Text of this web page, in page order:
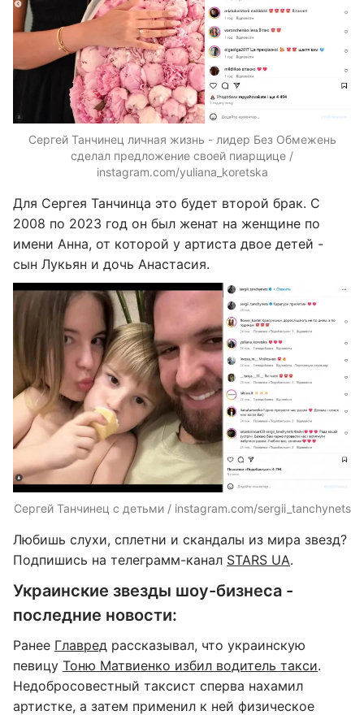
Сергей Танчинец личная жизнь - лидер Без Обмежень
сделал предложение своей пиарщице /
instagram.com/yuliana_koretska
Для Сергея Танчинца это будет второй брак. С
2008 по 2023 год он был женат на женщине по
имени Анна, от которой у артиста двое детей -
сын Лукьян и дочь Анастасия.
Сергей Танчинец с детьми / instagram.com/sergii_tanchynets
Любишь слухи, сплетни и скандалы из мира звезд?
Подпишись на телеграмм-канал STARS UA.
Украинские звезды шоу-бизнеса -
последние новости:
Ранее Главред рассказывал, что украинскую
певицу Тоню Матвиенко избил водитель такси.
Недобросовестный таксист сперва нахамил
артистке, а затем применил к ней физическое